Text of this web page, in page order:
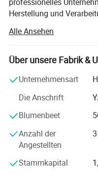
Herstellung und
Ventile und Zubehör
Befestigungselemente
Unternehmen hat auch
Parts Business
über langjährige
technischen Inhalt und
und unterhält immer
Designinstituten, um
Produktgestaltung,
Wartung, Etc.
Alle Ansehen
Über unsere Fabrik &
Unternehmensart
Die Anschrift
Blumenbeet
Anzahl der
Angestellten
3
Stammkapital